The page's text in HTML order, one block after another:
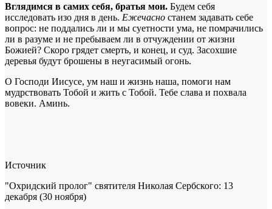
Вглядимся в самих себя, братья мои. Будем себя
исследовать изо дня в день. Ежечасно станем задавать себе
вопрос: не поддались ли и мы суетности ума, не помрачились
ли в разуме и не пребываем ли в отчуждении от жизни
Божией? Скоро грядет смерть, и конец, и суд. Засохшие
деревья будут брошены в неугасимый огонь.
О Господи Иисусе, ум наш и жизнь наша, помоги нам
мудрствовать Тобой и жить с Тобой. Тебе слава и похвала
вовеки. Аминь.
Источник
"Охридский пролог" святителя Николая Сербского: 13
декабря (30 ноября)